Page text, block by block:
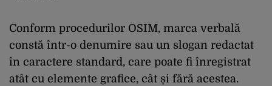
Conform procedurilor OSIM, marca verbală
constă într-o denumire sau un slogan redactat
în caractere standard, care poate fi înregistrat
atât cu elemente grafice, cât și fără acestea.